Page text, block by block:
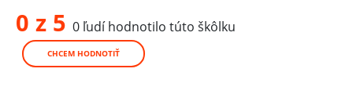
0 z 5 0 ľudí hodnotilo túto škôlku
CHCEM HODNOTIŤ